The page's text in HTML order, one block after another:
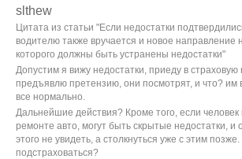
slthew
Цитата из статьи "Если недостатки
водителю также вручается и новое направление
которого должны быть устранены недостатки"
Допустим я вижу недостатки, приеду в
предъявлю претензию, они посмотрят, и что? им
все нормально.
Дальнейшие действия? Кроме того, если
ремонте авто, могут быть скрытые недостатки, и
этого не увидеть, а столкнуться уже с этим позже.
подстраховаться?